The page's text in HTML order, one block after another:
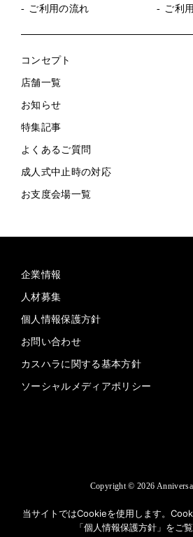
ご利用の流れ
ご利
コンセプト
店舗一覧
お知らせ
特集記事
よくあるご質問
成人式中止時の対応
お支度会場一覧
企業情報
人材募集
個人情報保護方針
お問い合わせ
カスハラに関する基本方針
ソーシャルメディアポリシー
Copyright © 2026
当サイトではCookieを使用します。
「個人情報保護方針 」をご